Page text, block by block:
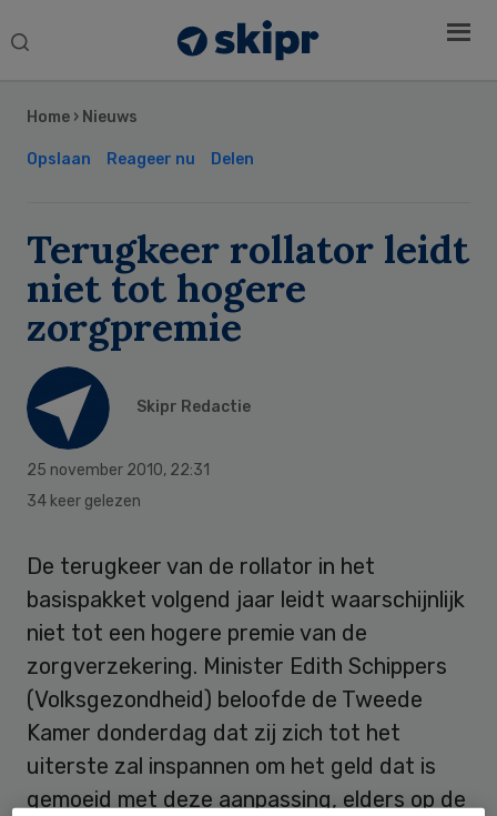
Search
Home › Nieuws
Opslaan Reageer nu Delen
Terugkeer rollator leidt
niet tot hogere
zorgpremie
Skipr Redactie
25 november 2010, 22:31
34 keer gelezen
De terugkeer van de rollator in het
basispakket volgend jaar leidt waarschijnlijk
niet tot een hogere premie van de
zorgverzekering. Minister Edith Schippers
(Volksgezondheid) beloofde de Tweede
Kamer donderdag dat zij zich tot het
uiterste zal inspannen om het geld dat is
gemoeid met deze aanpassing, elders op de
Sidebar